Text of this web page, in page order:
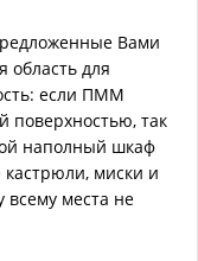
Вами
область для
если ПММ
поверхностью, так
наполный шкаф
кастрюли, миски и
всему места не